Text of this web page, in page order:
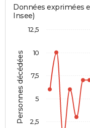
Personnes décédées
Données exprimées
Insee)
2,5
5
7,5
10
12,5